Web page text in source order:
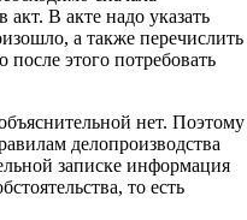
В акте надо указать
а также перечислить
после этого потребовать
нет. Поэтому
делопроизводства
записке информация
то есть